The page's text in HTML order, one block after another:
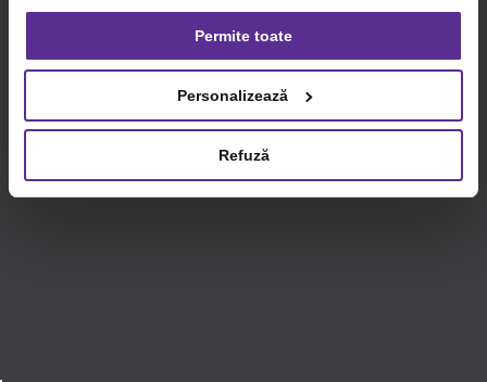
consimțământul oricând, făcând click pe linkul către
setările dvs. de cookie-uri.
privind utilizarea modulelor cookie.Detalii
Permite toate
Personalizează
Refuză